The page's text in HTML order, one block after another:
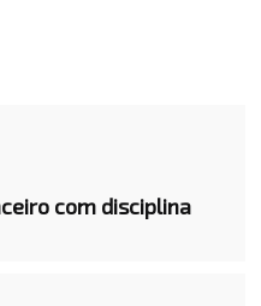
com disciplina